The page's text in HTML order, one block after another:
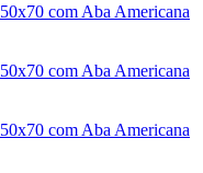
com Aba Americana
com Aba Americana
com Aba Americana